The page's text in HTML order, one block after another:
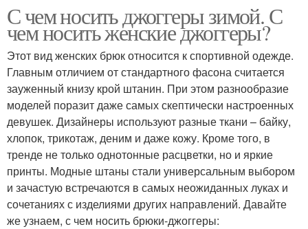
С чем носить джоггеры зимой. С
чем носить женские джоггеры?
Этот вид женских брюк относится к спортивной одежде.
Главным отличием от стандартного фасона считается
зауженный книзу крой штанин. При этом разнообразие
моделей поразит даже самых скептически настроенных
девушек. Дизайнеры используют разные ткани – байку,
хлопок, трикотаж, деним и даже кожу. Кроме того, в
тренде не только однотонные расцветки, но и яркие
принты. Модные штаны стали универсальным выбором
и зачастую встречаются в самых неожиданных луках и
сочетаниях с изделиями других направлений. Давайте
же узнаем, с чем носить брюки-джоггеры: